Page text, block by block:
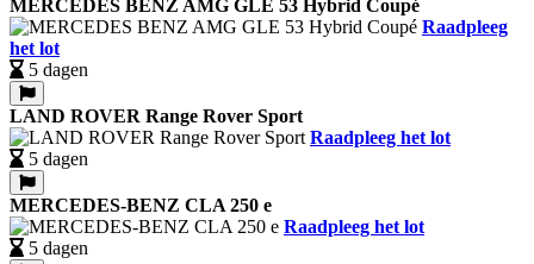
MERCEDES BENZ AMG GLE 53 Hybrid Coupé
Raadpleeg
het lot
5 dagen
LAND ROVER Range Rover Sport
Raadpleeg het lot
5 dagen
MERCEDES-BENZ CLA 250 e
Raadpleeg het lot
5 dagen